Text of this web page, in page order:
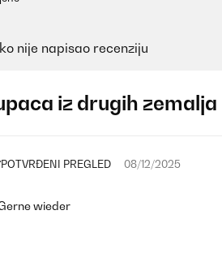
nije napisao recenziju
iz drugih zemalja
POTVRĐENI PREGLED 08/12/2025
wieder